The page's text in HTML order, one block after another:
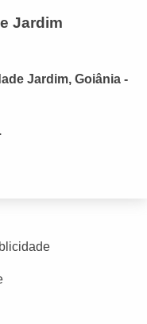
Jardim
Jardim, Goiânia -